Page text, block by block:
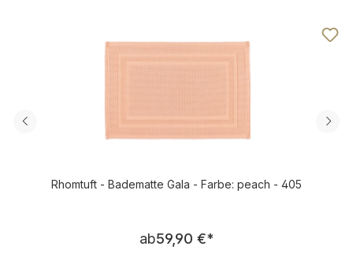
Rhomtuft - Badematte Gala - Farbe: peach - 405
Regulärer Preis:
ab59,90 €*